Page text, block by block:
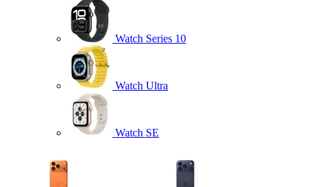
Watch Series 10
Watch Ultra
Watch SE